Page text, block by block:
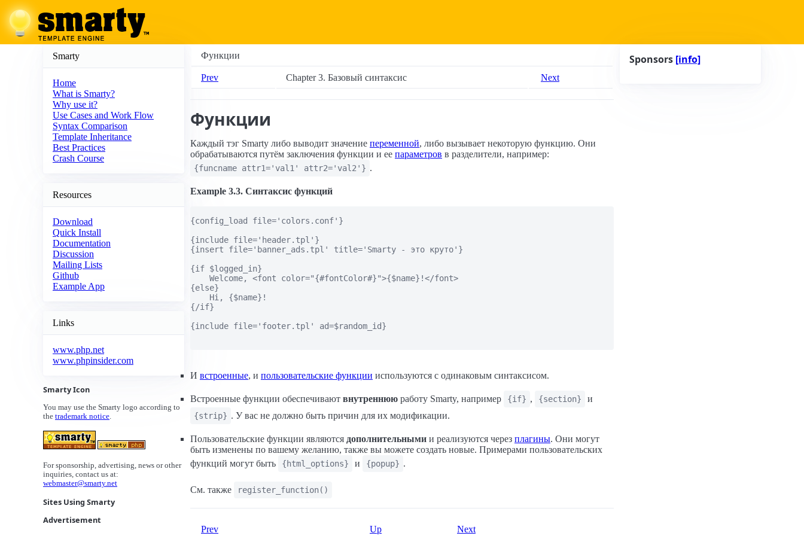
Smarty
Home
What is Smarty?
Why use it?
Use Cases and Work Flow
Syntax Comparison
Template Inheritance
Best Practices
Crash Course
Resources
Download
Quick Install
Documentation
Discussion
Mailing Lists
Github
Example App
Links
www.php.net
www.phpinsider.com
Smarty Icon
You may use the Smarty logo according to
the trademark notice.
For sponsorship, advertising, news or other
inquiries, contact us at:
webmaster@smarty.net
Sites Using Smarty
Advertisement
Функции
Prev Chapter 3. Базовый синтаксис Next
Функции
Каждый тэг Smarty либо выводит значение переменной, либо вызывает некоторую функцию. Они
обрабатываются путём заключения функции и ее параметров в разделители, например:
{funcname attr1='val1' attr2='val2'} .
Example 3.3. Синтаксис функций
{config_load file='colors.conf'}
{include file='header.tpl'}
{insert file='banner_ads.tpl' title='Smarty - это круто'}
{if $logged_in}
    Welcome, <font color="{#fontColor#}">{$name}!</font>
{else}
    Hi, {$name}!
{/if}
{include file='footer.tpl' ad=$random_id}
И встроенные, и пользовательские функции используются с одинаковым синтаксисом.
Встроенные функции обеспечивают внутреннюю работу Smarty, например {if} , {section} и
{strip} . У вас не должно быть причин для их модификации.
Пользовательские функции являются дополнительными и реализуются через плагины. Они могут
быть изменены по вашему желанию, также вы можете создать новые. Примерами пользовательских
функций могут быть
{html_options} и {popup} .
См. также register_function()
Prev Up Next
Sponsors [info]